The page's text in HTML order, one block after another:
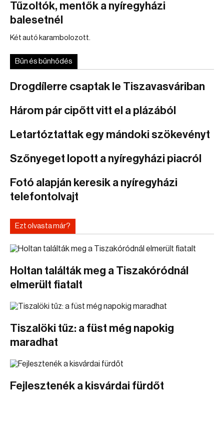
Tűzoltók, mentők a nyíregyházi
balesetnél
Két autó karambolozott.
Bűn és bűnhődés
Drogdílerre csaptak le Tiszavasváriban
Három pár cipőtt vitt el a plázából
Letartóztattak egy mándoki szökevényt
Szőnyeget lopott a nyíregyházi piacról
Fotó alapján keresik a nyíregyházi
telefontolvajt
Ezt olvasta már?
Holtan találták meg a Tiszakóródnál
elmerült fiatalt
Tiszalöki tűz: a füst még napokig
maradhat
Fejlesztenék a kisvárdai fürdőt